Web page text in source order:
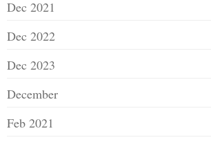
Dec 2021
Dec 2022
Dec 2023
December
Feb 2021